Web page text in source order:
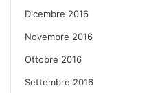
Dicembre 2016
Novembre 2016
Ottobre 2016
Settembre 2016